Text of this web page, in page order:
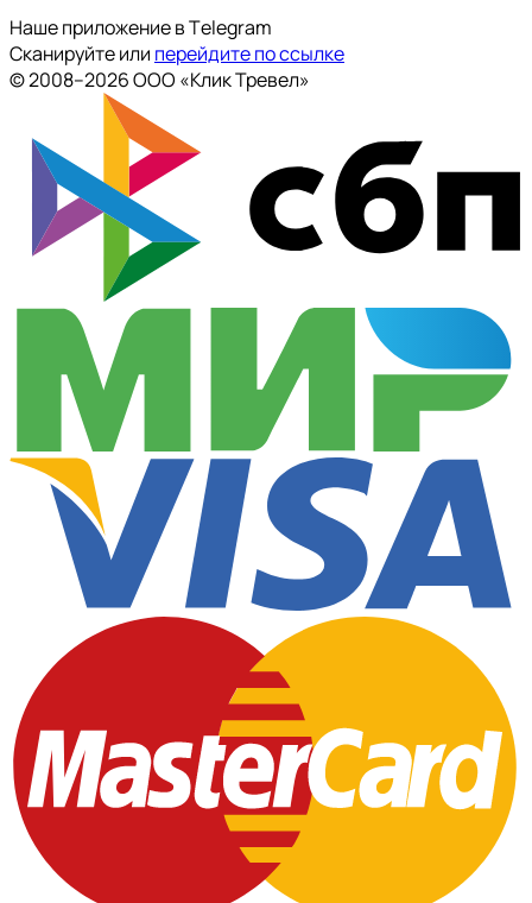
Наше приложение в Тelegram
Сканируйте или перейдите по ссылке
© 2008--2026 ООО «Клик Тревел»